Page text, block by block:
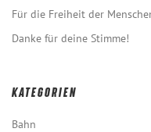
Für die Freiheit der
Danke für deine Stimme!
KATEGORIEN
Bahn